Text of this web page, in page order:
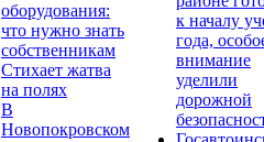
оборудования:
что нужно знать
собственникам
Стихает жатва
на полях
В
Новопокровском
к началу
года,
внимание
уделили
дорожной